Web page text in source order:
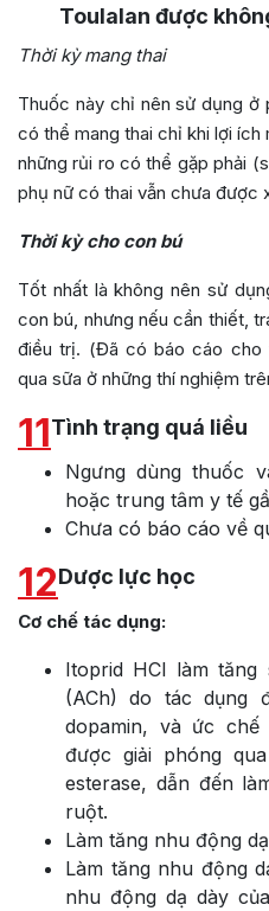
Toulalan được
Thời kỳ mang thai
Thuốc này chỉ nên sử dụng
có thể mang thai chỉ khi lợi ích
những rủi ro có thể gặp phải
phụ nữ có thai vẫn chưa được
Thời kỳ cho con bú
Tốt nhất là không nên sử
con bú, nhưng nếu cần thiết,
điều trị. (Đã có báo cáo cho
qua sữa ở những thí nghiệm
11Tình trạng quá liều
Ngưng dùng thuốc
hoặc trung tâm y tế
Chưa có báo cáo về
12Dược lực học
Cơ chế tác dụng:
Itoprid HCl làm tăng
(ACh) do tác dụng
dopamin, và ức chế
được giải phóng
esterase, dẫn đến
ruột.
Làm tăng nhu động
Làm tăng nhu động
nhu động dạ dày